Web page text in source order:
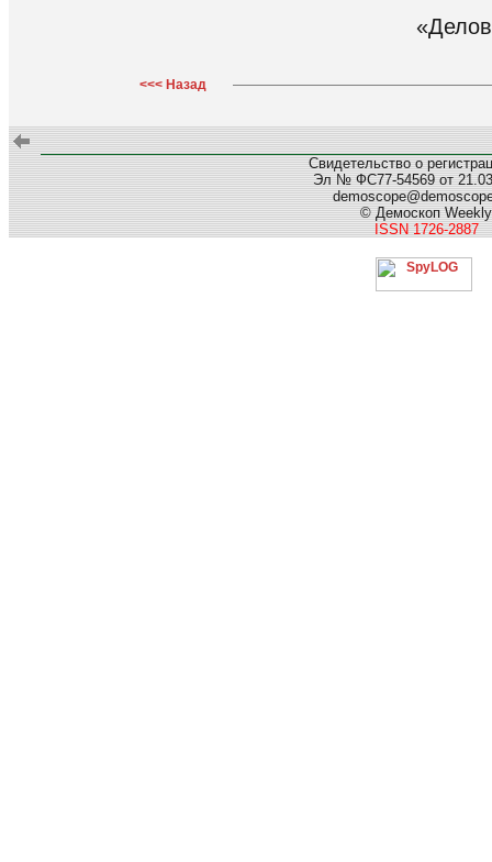
<<< Назад
Свидетельство о
Эл № ФС77-54569 от
© Демоскоп Weekly
ISSN 1726-2887